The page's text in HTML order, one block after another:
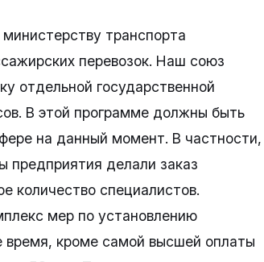
транспорта
перевозок. Наш союз
отдельной государственной
В этой программе должны быть
на данный момент. В частности,
предприятия делали заказ
количество специалистов.
мер по установлению
время, кроме самой высшей оплаты